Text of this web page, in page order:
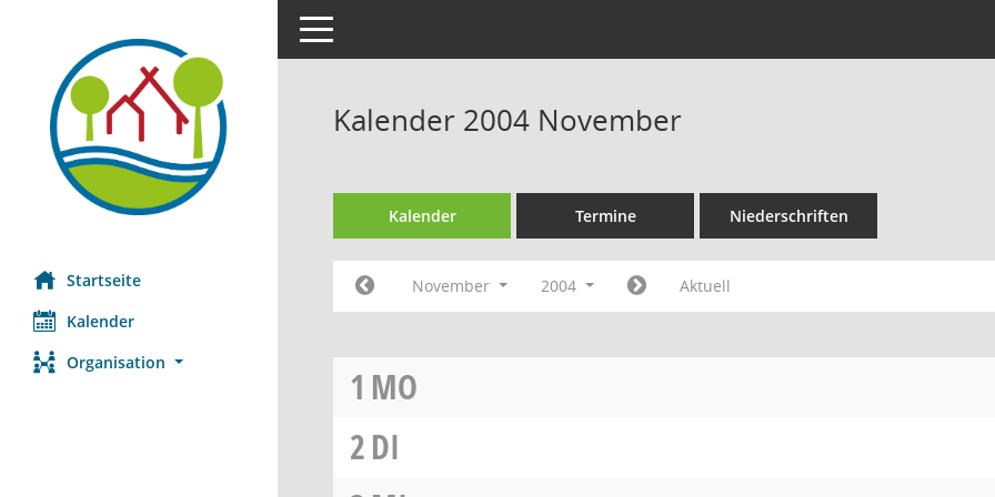
Startseite
Kalender
Organisation
Toggle navigation
Kalender 2004 November
Kalender Termine Niederschriften
November 2004 Aktuell
1 MO
2DI